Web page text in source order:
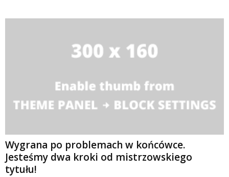
Wygrana po problemach w końcówce.
Jesteśmy dwa kroki od mistrzowskiego
tytułu!